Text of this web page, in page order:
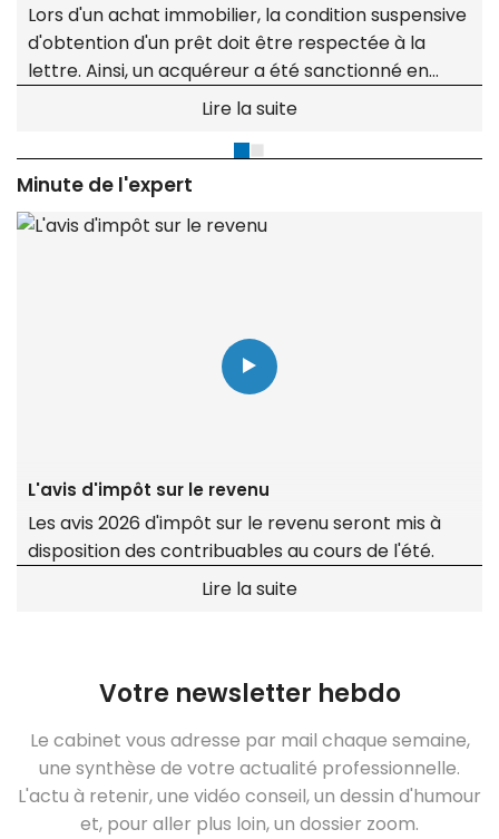
Lors d'un achat immobilier, la condition suspensive
d'obtention d'un prêt doit être respectée à la
lettre. Ainsi, un acquéreur a été sanctionné en
justice pour avoir demandé à sa banque un taux
faisant échouer la transaction.
Lire la suite
Minute de l'expert
L'avis d'impôt sur le revenu
Les avis 2026 d'impôt sur le revenu seront mis à
disposition des contribuables au cours de l'été.
Lire la suite
Votre newsletter hebdo
Le cabinet vous adresse par mail chaque semaine,
une synthèse de votre actualité professionnelle.
L'actu à retenir, une vidéo conseil, un dessin d'humour
et, pour aller plus loin, un dossier zoom.